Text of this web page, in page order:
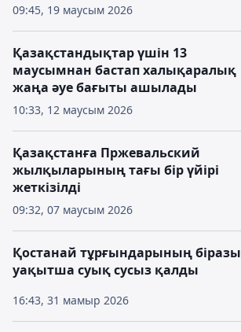
09:45, 19 маусым 2026
10:33, 12 маусым 2026
Қазақстандықтар үшін 13
маусымнан бастап халықаралық
жаңа әуе бағыты ашылады
09:32, 07 маусым 2026
Қазақстанға Пржевальский
жылқыларының тағы бір үйірі
жеткізілді
16:43, 31 мамыр 2026
Қостанай тұрғындарының біразы
уақытша суық сусыз қалды